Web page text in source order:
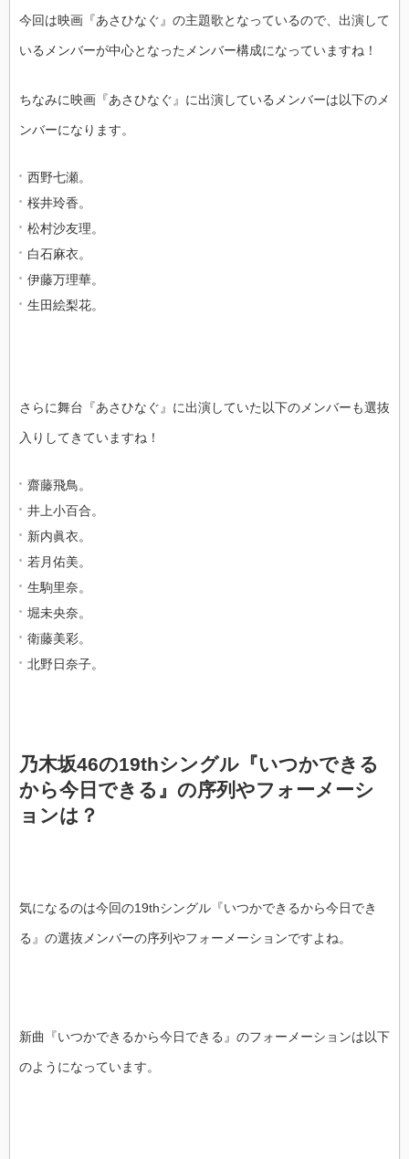
今回は映画『あさひなぐ』の主題歌となっているので、出演して
いるメンバーが中心となったメンバー構成になっていますね！
ちなみに映画『あさひなぐ』に出演しているメンバーは以下のメ
ンバーになります。
西野七瀬。
桜井玲香。
松村沙友理。
白石麻衣。
伊藤万理華。
生田絵梨花。
さらに舞台『あさひなぐ』に出演していた以下のメンバーも選抜
入りしてきていますね！
齋藤飛鳥。
井上小百合。
新内眞衣。
若月佑美。
生駒里奈。
堀未央奈。
衛藤美彩。
北野日奈子。
乃木坂46の19thシングル『いつかできる
から今日できる』の序列やフォーメーシ
ョンは？
気になるのは今回の19thシングル『いつかできるから今日でき
る』の選抜メンバーの序列やフォーメーションですよね。
新曲『いつかできるから今日できる』のフォーメーションは以下
のようになっています。